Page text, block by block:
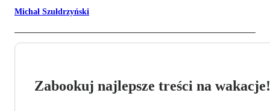
Michał Szułdrzyński
Zabookuj najlepsze treści na wakacje!